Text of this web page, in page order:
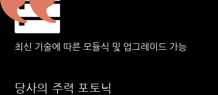
최신 기술에 따른 모듈식 및 업그레이드 가능
당사의 주력 포토닉